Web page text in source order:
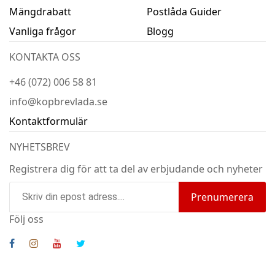
Mängdrabatt
Vanliga frågor
Postlåda Guider
Blogg
KONTAKTA OSS
+46 (072) 006 58 81
info@kopbrevlada.se
Kontaktformulär
NYHETSBREV
Registrera dig för att ta del av erbjudande och nyheter
Prenumerera
Följ oss